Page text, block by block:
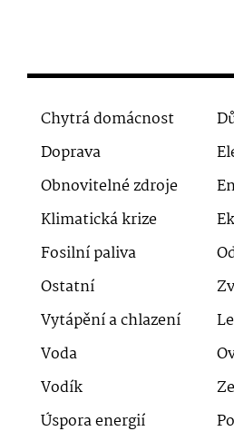
Chytrá domácnost
Doprava
Obnovitelné zdroje
Klimatická krize
Fosilní paliva
Ostatní
Vytápění a chlazení
Voda
Vodík
Úspora energií